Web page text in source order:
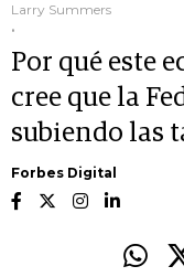
Larry Summers
.
Por qué este
cree que la
subiendo las
Forbes Digital